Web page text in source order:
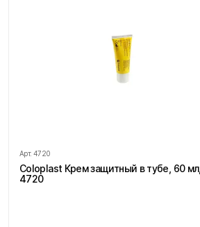
Арт. 4720
Coloplast Крем защитный в тубе, 60 мл,
4720